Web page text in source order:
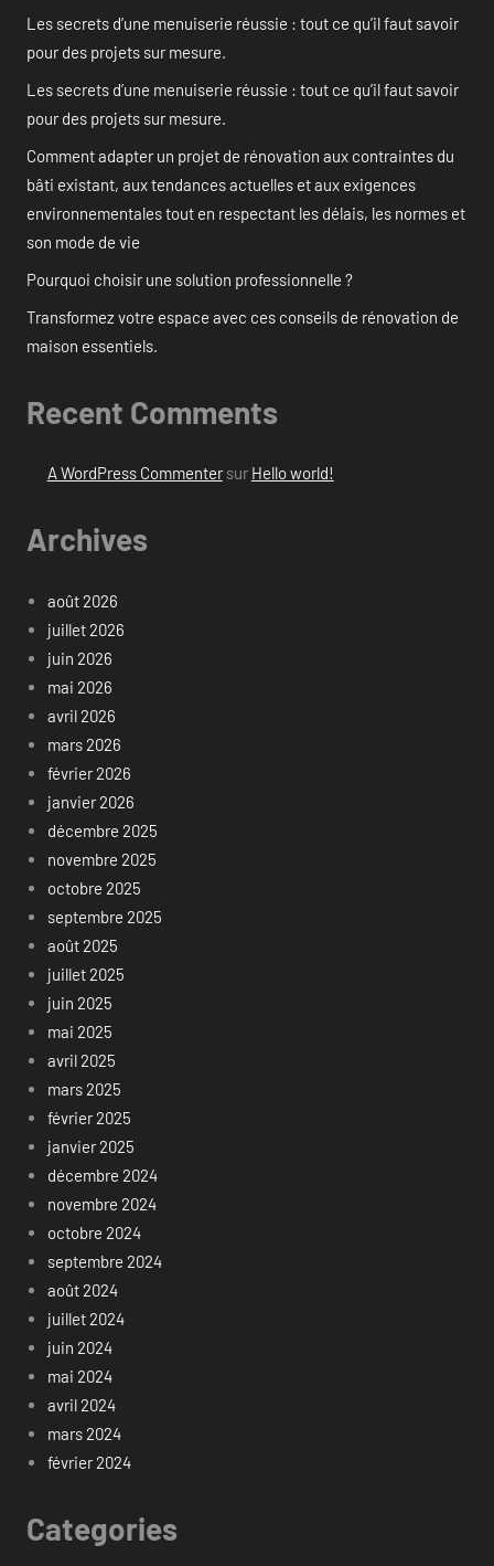
Les secrets d’une menuiserie réussie : tout ce qu’il faut savoir
pour des projets sur mesure.
Les secrets d’une menuiserie réussie : tout ce qu’il faut savoir
pour des projets sur mesure.
Comment adapter un projet de rénovation aux contraintes du
bâti existant, aux tendances actuelles et aux exigences
environnementales tout en respectant les délais, les normes et
son mode de vie
Pourquoi choisir une solution professionnelle ?
Transformez votre espace avec ces conseils de rénovation de
maison essentiels.
Recent Comments
A WordPress Commentersur Hello world!
Archives
août 2026
juillet 2026
juin 2026
mai 2026
avril 2026
mars 2026
février 2026
janvier 2026
décembre 2025
novembre 2025
octobre 2025
septembre 2025
août 2025
juillet 2025
juin 2025
mai 2025
avril 2025
mars 2025
février 2025
janvier 2025
décembre 2024
novembre 2024
octobre 2024
septembre 2024
août 2024
juillet 2024
juin 2024
mai 2024
avril 2024
mars 2024
février 2024
Categories